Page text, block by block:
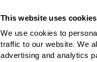
This website uses cookies
We use cookies to
traffic to our website. We
advertising and analytics
Preise